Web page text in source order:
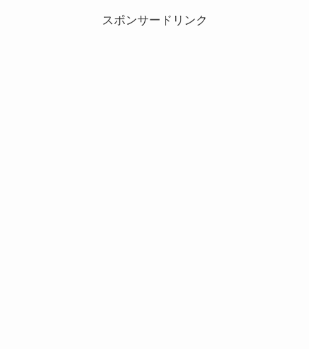
スポンサードリンク